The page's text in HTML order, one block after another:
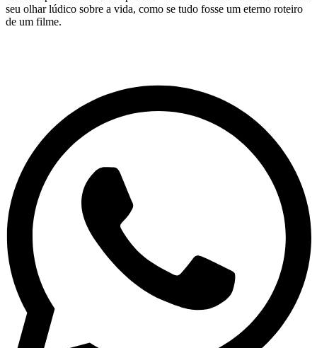
seu olhar lúdico sobre a vida, como se tudo fosse um eterno roteiro
de um filme.